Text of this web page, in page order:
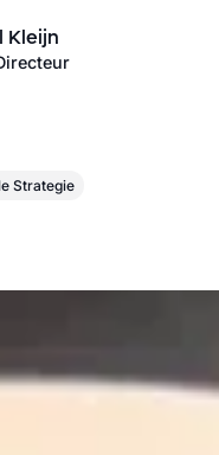
Kleijn
Strategie